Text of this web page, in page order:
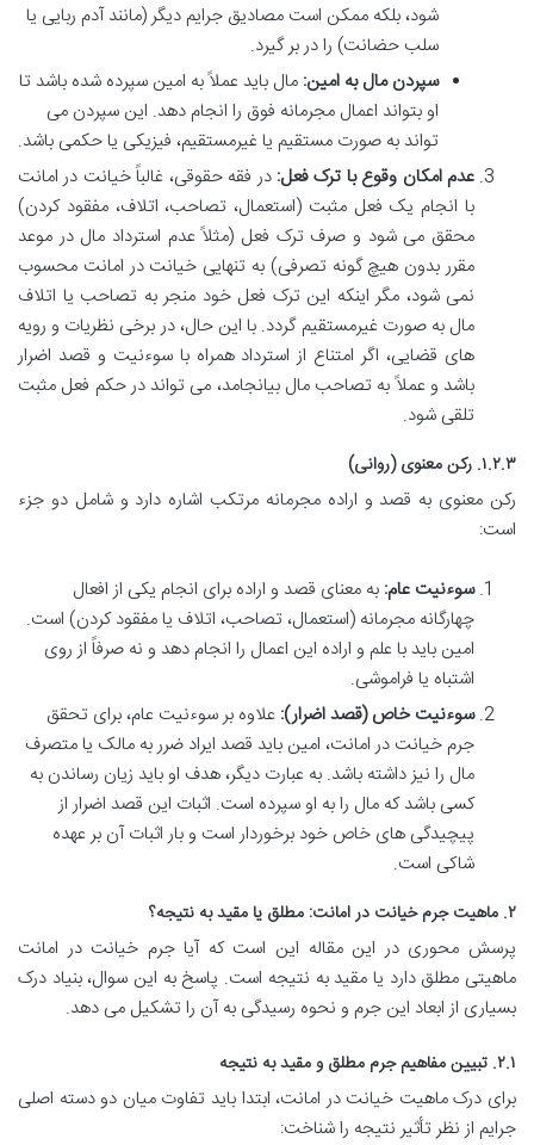
شود، بلکه ممکن است مصادیق جرایم دیگر (مانند آدم ربایی یا
سلب حضانت) را در بر گیرد.
سپردن مال به امین: مال باید عملاً به امین سپرده شده باشد تا
او بتواند اعمال مجرمانه فوق را انجام دهد. این سپردن می
تواند به صورت مستقیم یا غیرمستقیم، فیزیکی یا حکمی باشد.
عدم امکان وقوع با ترک فعل: در فقه حقوقی، غالباً خیانت در امانت
با انجام یک فعل مثبت (استعمال، تصاحب، اتلاف، مفقود کردن)
محقق می شود و صرف ترک فعل (مثلاً عدم استرداد مال در موعد
مقرر بدون هیچ گونه تصرفی) به تنهایی خیانت در امانت محسوب
نمی شود، مگر اینکه این ترک فعل خود منجر به تصاحب یا اتلاف
مال به صورت غیرمستقیم گردد. با این حال، در برخی نظریات و رویه
های قضایی، اگر امتناع از استرداد همراه با سوءنیت و قصد اضرار
باشد و عملاً به تصاحب مال بیانجامد، می تواند در حکم فعل مثبت
تلقی شود.
۱.۲.۳. رکن معنوی (روانی)
رکن معنوی به قصد و اراده مجرمانه مرتکب اشاره دارد و شامل دو جزء
است:
سوءنیت عام: به معنای قصد و اراده برای انجام یکی از افعال
چهارگانه مجرمانه (استعمال، تصاحب، اتلاف یا مفقود کردن) است.
امین باید با علم و اراده این اعمال را انجام دهد و نه صرفاً از روی
اشتباه یا فراموشی.
سوءنیت خاص (قصد اضرار): علاوه بر سوءنیت عام، برای تحقق
جرم خیانت در امانت، امین باید قصد ایراد ضرر به مالک یا متصرف
مال را نیز داشته باشد. به عبارت دیگر، هدف او باید زیان رساندن به
کسی باشد که مال را به او سپرده است. اثبات این قصد اضرار از
پیچیدگی های خاص خود برخوردار است و بار اثبات آن بر عهده
شاکی است.
۲. ماهیت جرم خیانت در امانت: مطلق یا مقید به نتیجه؟
پرسش محوری در این مقاله این است که آیا جرم خیانت در امانت
ماهیتی مطلق دارد یا مقید به نتیجه است. پاسخ به این سوال، بنیاد درک
بسیاری از ابعاد این جرم و نحوه رسیدگی به آن را تشکیل می دهد.
۲.۱. تبیین مفاهیم جرم مطلق و مقید به نتیجه
برای درک ماهیت خیانت در امانت، ابتدا باید تفاوت میان دو دسته اصلی
جرایم از نظر تأثیر نتیجه را شناخت: